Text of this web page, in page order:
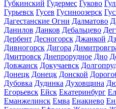
Губкинский Гудермес Гуково
Гурьевск Гусев Гусиноозерск
Дагестанские Огни Далматово
Данилов Данков Дебальцево
Дербент Десногорск Джанкой
Дивногорск Дигора
Дмитровск Днепрорудное Дно
Довжанск Докучаевск
Донецк Донецк Донской
Дубовка Дудинка Духовщина
Егорьевск Ейск Екатеринбург
Еманжелинск Емва Енакиево